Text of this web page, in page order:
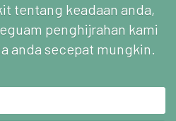
tentang keadaan anda,
penghijrahan kami
anda secepat mungkin.